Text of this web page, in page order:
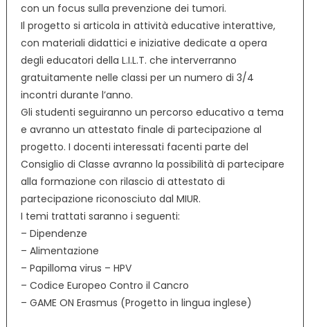
con un focus sulla prevenzione dei tumori.
Il progetto si articola in attività educative interattive,
con materiali didattici e iniziative dedicate a opera
degli educatori della L.I.L.T. che interverranno
gratuitamente nelle classi per un numero di 3/4
incontri durante l’anno.
Gli studenti seguiranno un percorso educativo a tema
e avranno un attestato finale di partecipazione al
progetto. I docenti interessati facenti parte del
Consiglio di Classe avranno la possibilità di partecipare
alla formazione con rilascio di attestato di
partecipazione riconosciuto dal MIUR.
I temi trattati saranno i seguenti:
– Dipendenze
– Alimentazione
– Papilloma virus – HPV
– Codice Europeo Contro il Cancro
– GAME ON Erasmus (Progetto in lingua inglese)